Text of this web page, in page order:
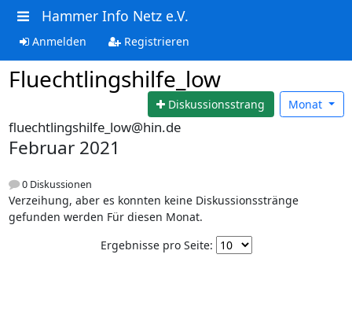
Hammer Info Netz e.V.
Anmelden Registrieren
Fluechtlingshilfe_low
Diskussionsstrang Monat
fluechtlingshilfe_low@hin.de
Februar 2021
0 Diskussionen
Verzeihung, aber es konnten keine Diskussionsstränge
gefunden werden Für diesen Monat.
Ergebnisse pro Seite: